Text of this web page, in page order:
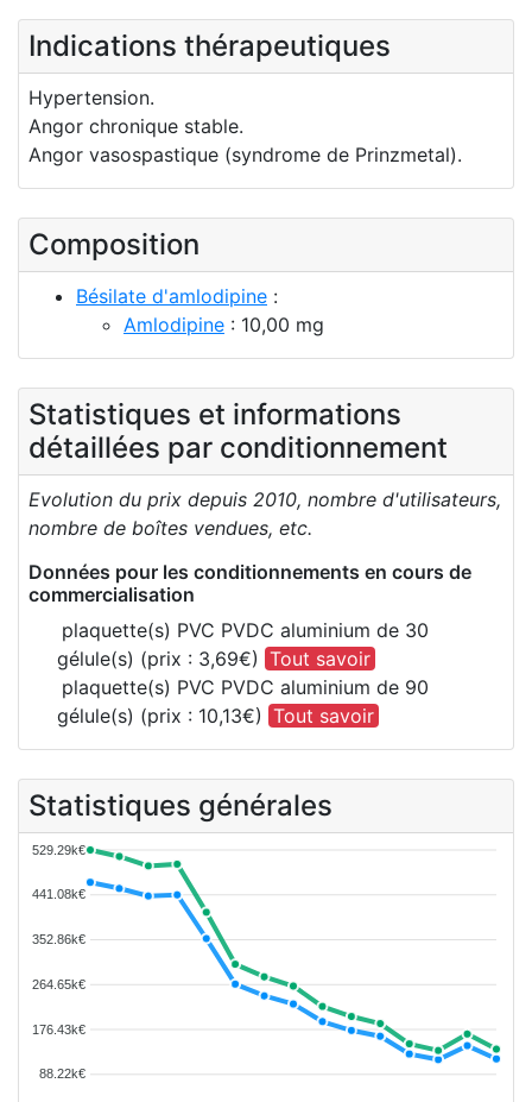
Indications thérapeutiques
Hypertension.
Angor chronique stable.
Angor vasospastique (syndrome de Prinzmetal).
Composition
Bésilate d'amlodipine :
Amlodipine : 10,00 mg
Statistiques et informations
détaillées par conditionnement
Evolution du prix depuis 2010, nombre d'utilisateurs,
nombre de boîtes vendues, etc.
Données pour les conditionnements en cours de
commercialisation
plaquette(s) PVC PVDC aluminium de 30
gélule(s) (prix : 3,69€) Tout savoir
plaquette(s) PVC PVDC aluminium de 90
gélule(s) (prix : 10,13€) Tout savoir
Statistiques générales
529.29k€
441.08k€
352.86k€
264.65k€
176.43k€
88.22k€